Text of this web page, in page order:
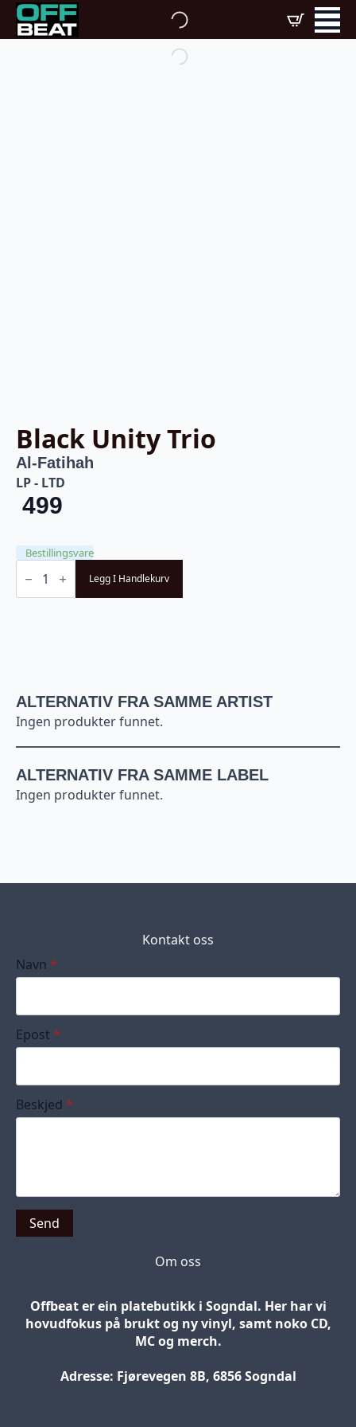
Black Unity Trio
Al-Fatihah
LP - LTD
499
Bestillingsvare
Black
Unity
-
Legg I Handlekurv
ALTERNATIV FRA SAMME ARTIST
Ingen produkter funnet.
ALTERNATIV FRA SAMME LABEL
Ingen produkter funnet.
Kontakt oss
Navn *
Epost *
Beskjed *
Send
Om oss
Offbeat er ein platebutikk i Sogndal. Her har vi
hovudfokus på brukt og ny vinyl, samt noko CD,
MC og merch.
Adresse: Fjørevegen 8B, 6856 Sogndal